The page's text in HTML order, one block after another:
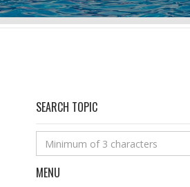
SEARCH TOPIC
MENU